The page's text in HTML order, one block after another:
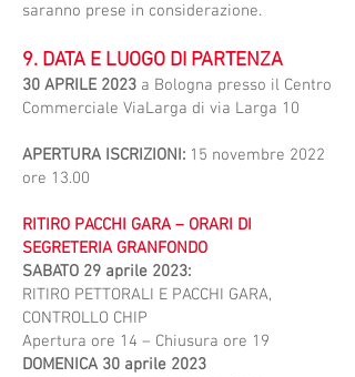
saranno prese in considerazione.
9. DATA E LUOGO DI PARTENZA
30 APRILE 2023 a Bologna presso il Centro
Commerciale ViaLarga di via Larga 10
APERTURA ISCRIZIONI: 15 novembre 2022
ore 13.00
RITIRO PACCHI GARA – ORARI DI
SEGRETERIA GRANFONDO
SABATO 29 aprile 2023:
RITIRO PETTORALI E PACCHI GARA,
CONTROLLO CHIP
Apertura ore 14 – Chiusura ore 19
DOMENICA 30 aprile 2023